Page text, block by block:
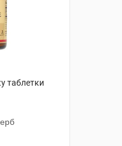
таблетки